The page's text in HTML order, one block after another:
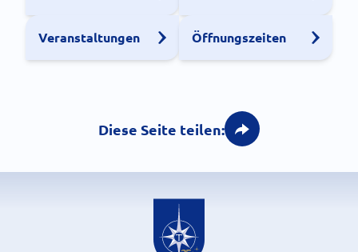
Veranstaltungen Öffnungszeiten
Diese Seite teilen: